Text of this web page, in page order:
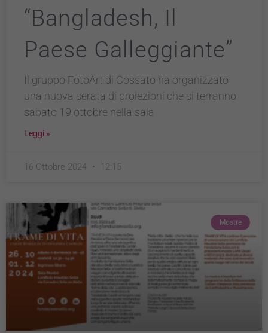
“Bangladesh, Il
Paese Galleggiante”
Il gruppo FotoArt di Cossato ha organizzato
una nuova serata di proiezioni che si terranno
sabato 19 ottobre nella sala
Leggi »
16 Ottobre 2024 12:15
Mostre